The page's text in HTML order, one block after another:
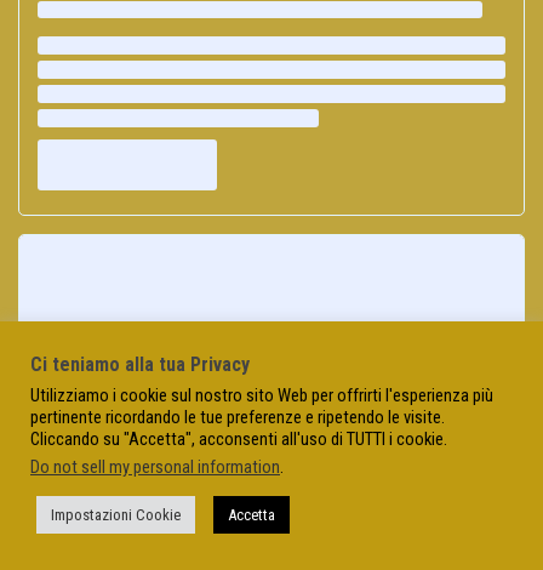
Ci teniamo alla tua Privacy
Utilizziamo i cookie sul nostro sito Web per offrirti l'esperienza più
pertinente ricordando le tue preferenze e ripetendo le visite.
Cliccando su "Accetta", acconsenti all'uso di TUTTI i cookie.
Do not sell my personal information.
Impostazioni Cookie Accetta